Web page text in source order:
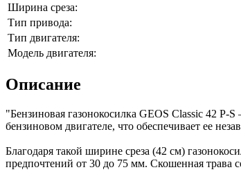
Ширина среза:
Тип привода:
Тип двигателя:
Модель двигателя:
Описание
"Бензиновая газонокосилка GEOS Classic 42
бензиновом двигателе, что обеспечивает ее
Благодаря такой ширине среза (42 см)
предпочтений от 30 до 75 мм. Скошенная трава